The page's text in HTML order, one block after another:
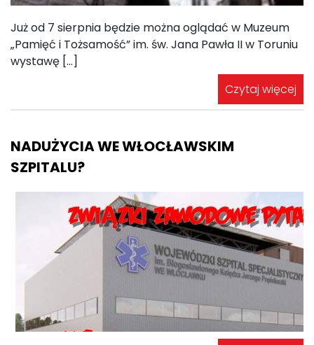
Już od 7 sierpnia będzie można oglądać w Muzeum
„Pamięć i Tożsamość” im. św. Jana Pawła II w Toruniu
wystawę […]
Czytaj więcej
NADUŻYCIA WE WŁOCŁAWSKIM
SZPITALU?